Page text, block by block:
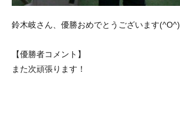
鈴木岐さん、優勝おめでとうございます(^O^)
【優勝者コメント】
また次頑張ります！